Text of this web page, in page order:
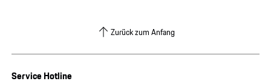
Zurück zum Anfang
Service Hotline